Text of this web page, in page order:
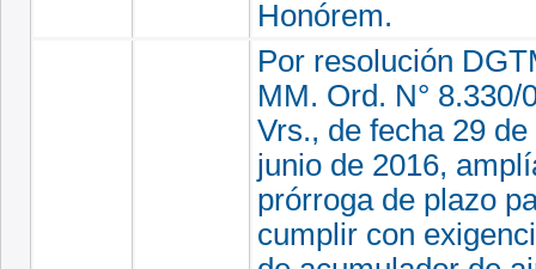
Honórem.
Por resolución
MM. Ord. N° 8.330/
Vrs., de fecha 29 de
junio de 2016,
prórroga de plazo
cumplir con